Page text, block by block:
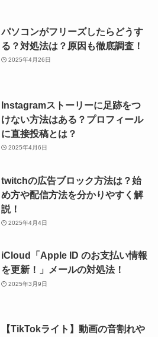
パソコンがフリーズしたらどうす
る？対処法は？原因も徹底調査！
2025年4月26日
Instagramストーリーに足跡をつ
けない方法はある？プロフィール
に直接投稿とは？
2025年4月6日
twitchの広告ブロック方法は？始
め方や配信方法を分かりやすく解
説！
2025年4月4日
iCloud「Apple ID のお支払い情報
を更新！」メールの対処法！
2025年3月9日
【TikTokライト】動画の音割れや